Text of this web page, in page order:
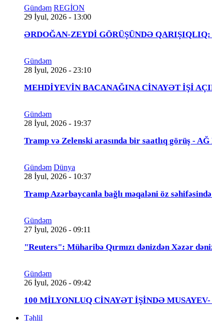
Gündəm REGİON
29 İyul, 2026 - 13:00
ƏRDOĞAN-ZEYDİ GÖRÜŞÜNDƏ
Gündəm
28 İyul, 2026 - 23:10
MEHDİYEVİN BACANAĞINA CİNAYƏT İŞİ
Gündəm
28 İyul, 2026 - 19:37
Tramp və Zelenski arasında bir saatlıq görüş -
Gündəm Dünya
28 İyul, 2026 - 10:37
Tramp Azərbaycanla bağlı məqaləni öz
Gündəm
27 İyul, 2026 - 09:11
"Reuters": Müharibə Qırmızı dənizdən Xəzər
Gündəm
26 İyul, 2026 - 09:42
100 MİLYONLUQ CİNAYƏT İŞİNDƏ
Təhlil